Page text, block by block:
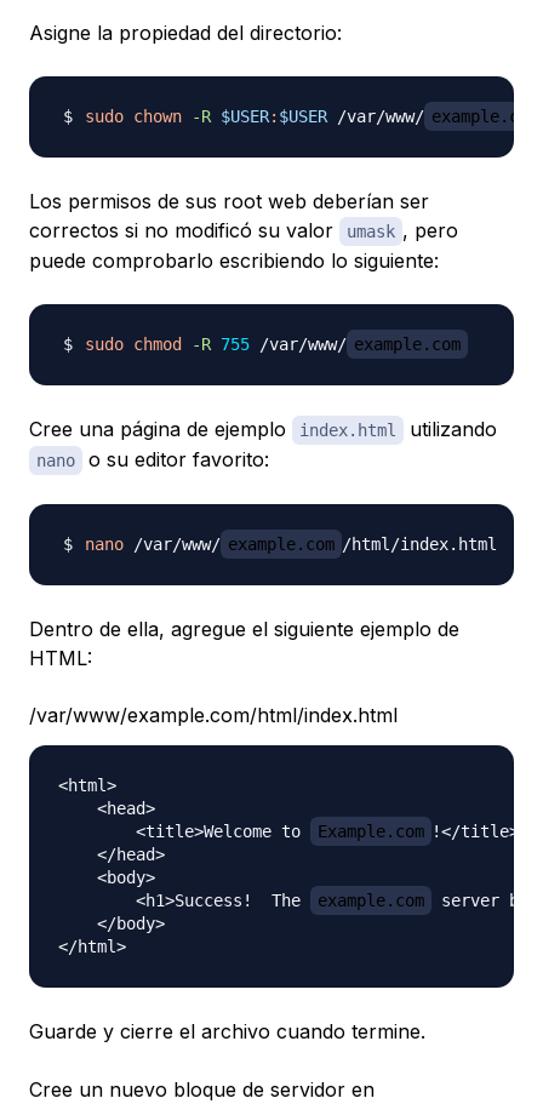
Asigne la propiedad del directorio:
sudo chown -R $USER: $USER /var/www/ example.com
Los permisos de sus root web deberían ser
correctos si no modificó su valor
umask , pero
puede comprobarlo escribiendo lo siguiente:
sudo chmod -R 755 /var/www/ example.com
Cree una página de ejemplo index.html utilizando
nano o su editor favorito:
nano /var/www/ example.com
Dentro de ella, agregue el siguiente ejemplo de
HTML:
/var/www/example.com/html/index.html
<html>
    <head>
        <title>Welcome to
Example.com !</title>
    </head>
    <body>
        <h1>Success!  The
example.com
server
    </body>
Guarde y cierre el archivo cuando termine.
Cree un nuevo bloque de servidor en